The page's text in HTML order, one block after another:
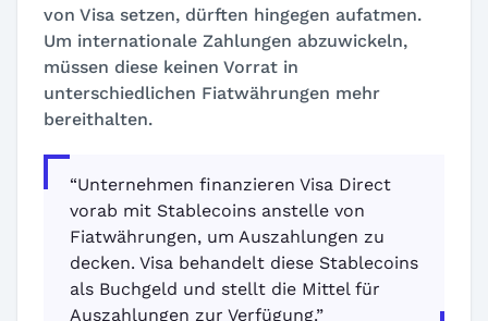
von Visa setzen, dürften hingegen aufatmen.
Um internationale Zahlungen abzuwickeln,
müssen diese keinen Vorrat in
unterschiedlichen Fiatwährungen mehr
bereithalten.
“Unternehmen finanzieren Visa Direct
vorab mit Stablecoins anstelle von
Fiatwährungen, um Auszahlungen zu
decken. Visa behandelt diese Stablecoins
als Buchgeld und stellt die Mittel für
Auszahlungen zur Verfügung.”